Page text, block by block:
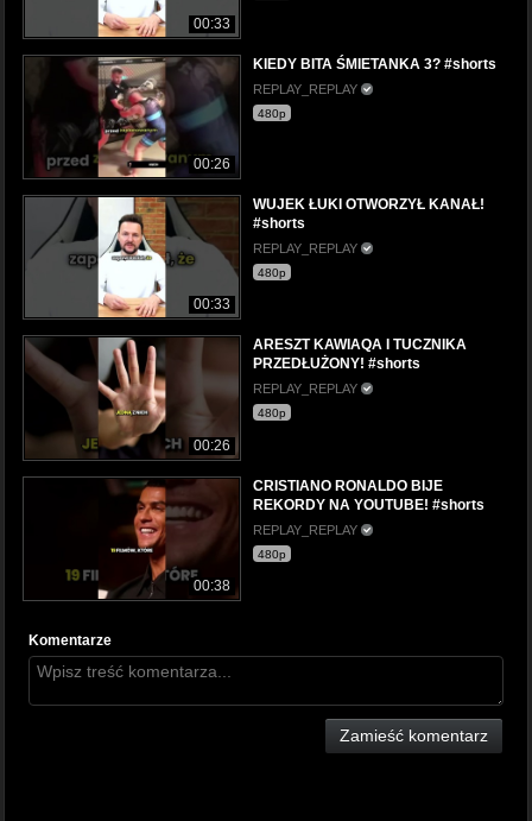
00:33
00:26
KIEDY BITA ŚMIETANKA 3? #shorts
REPLAY_REPLAY
480p
00:33
WUJEK ŁUKI OTWORZYŁ KANAŁ!
#shorts
REPLAY_REPLAY
480p
00:26
ARESZT KAWIAQA I TUCZNIKA
PRZEDŁUŻONY! #shorts
REPLAY_REPLAY
480p
00:38
CRISTIANO RONALDO BIJE
REKORDY NA YOUTUBE! #shorts
REPLAY_REPLAY
480p
Komentarze
Zamieść komentarz